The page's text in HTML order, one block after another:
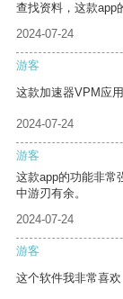
查找资料，这款app
2024-07-24
游客
这款加速器VPM应
2024-07-24
游客
这款app的功能非常
中游刃有余。
2024-07-24
游客
这个软件我非常喜欢